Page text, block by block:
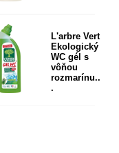
L'arbre Vert
Ekologický
WC gél s
vôňou
rozmarínu..
.